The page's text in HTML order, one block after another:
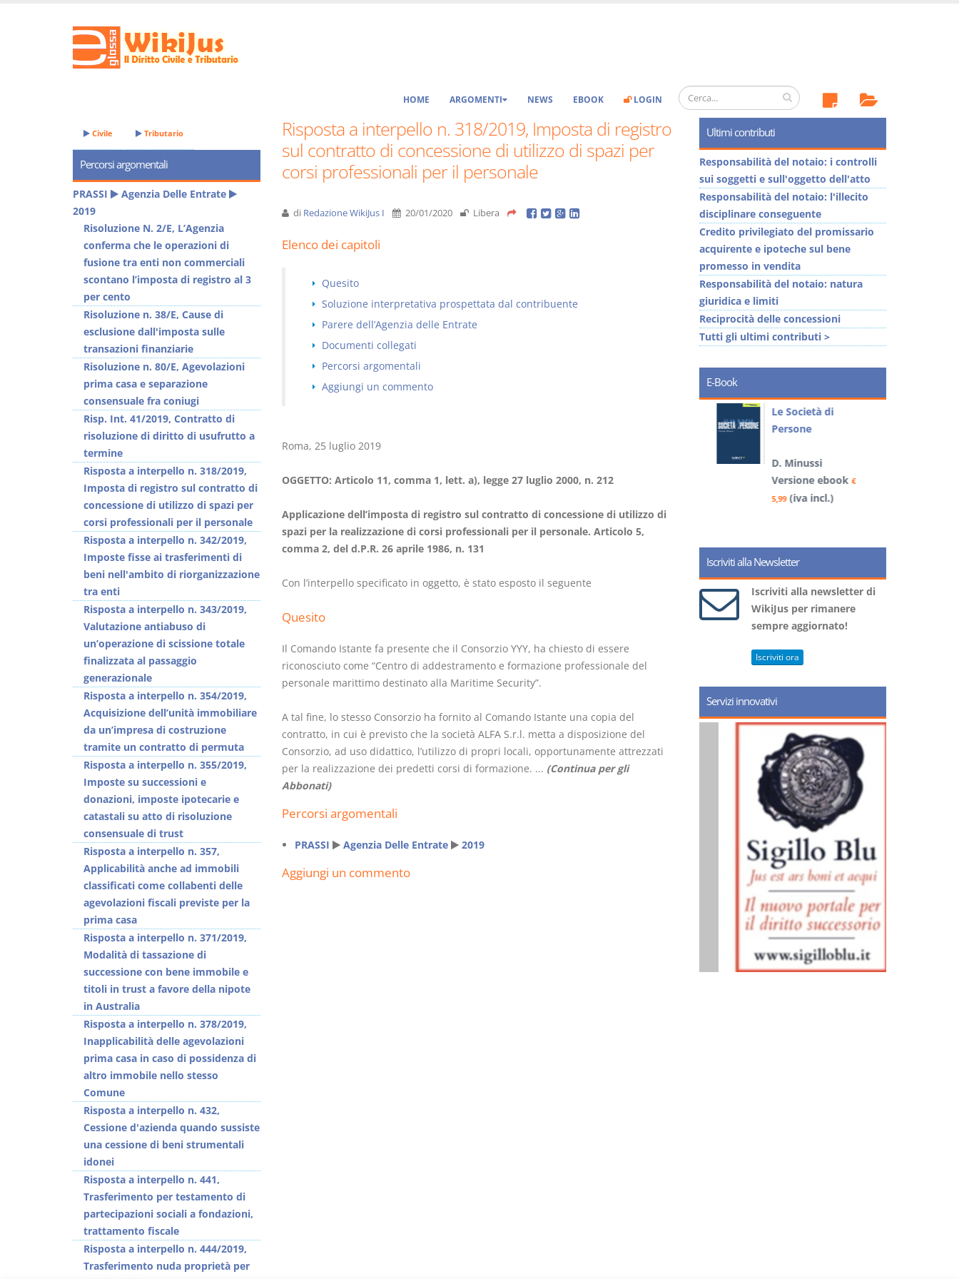
HOME ARGOMENTI NEWS EBOOK LOGIN
Risposta a interpello n. 318/2019, Imposta di registro
sul contratto di concessione di utilizzo di spazi per
corsi professionali per il personale
di Redazione WikiJus I 20/01/2020 Libera
Elenco dei capitoli
Quesito
Soluzione interpretativa prospettata dal contribuente
Parere dell’Agenzia delle Entrate
Documenti collegati
Percorsi argomentali
Aggiungi un commento
Roma, 25 luglio 2019
OGGETTO: Articolo 11, comma 1, lett. a), legge 27 luglio 2000, n. 212
Applicazione dell’imposta di registro sul contratto di concessione di utilizzo di
spazi per la realizzazione di corsi professionali per il personale. Articolo 5,
comma 2, del d.P.R. 26 aprile 1986, n. 131
Con l’interpello specificato in oggetto, è stato esposto il seguente
Quesito
Il Comando Istante fa presente che il Consorzio YYY, ha chiesto di essere
riconosciuto come “Centro di addestramento e formazione professionale del
personale marittimo destinato alla Maritime Security”.
A tal fine, lo stesso Consorzio ha fornito al Comando Istante una copia del
contratto, in cui è previsto che la società ALFA S.r.l. metta a disposizione del
Consorzio, ad uso didattico, l’utilizzo di propri locali, opportunamente attrezzati
per la realizzazione dei predetti corsi di formazione. ... (Continua per gli
Abbonati)
Percorsi argomentali
PRASSI Agenzia Delle Entrate 2019
Aggiungi un commento
Civile Tributario
Percorsi argomentali
PRASSI
Agenzia Delle Entrate
2019
Risoluzione N. 2/E, L’Agenzia
conferma che le operazioni di
fusione tra enti non commerciali
scontano l’imposta di registro al 3
per cento
Risoluzione n. 38/E, Cause di
esclusione dall'imposta sulle
transazioni finanziarie
Risoluzione n. 80/E, Agevolazioni
prima casa e separazione
consensuale fra coniugi
Risp. Int. 41/2019, Contratto di
risoluzione di diritto di usufrutto a
termine
Risposta a interpello n. 318/2019,
Imposta di registro sul contratto di
concessione di utilizzo di spazi per
corsi professionali per il personale
Risposta a interpello n. 342/2019,
Imposte fisse ai trasferimenti di
beni nell'ambito di riorganizzazione
tra enti
Risposta a interpello n. 343/2019,
Valutazione antiabuso di
un’operazione di scissione totale
finalizzata al passaggio
generazionale
Risposta a interpello n. 354/2019,
Acquisizione dell’unità immobiliare
da un’impresa di costruzione
tramite un contratto di permuta
Risposta a interpello n. 355/2019,
Imposte su successioni e
donazioni, imposte ipotecarie e
catastali su atto di risoluzione
consensuale di trust
Risposta a interpello n. 357,
Applicabilità anche ad immobili
classificati come collabenti delle
agevolazioni fiscali previste per la
prima casa
Risposta a interpello n. 371/2019,
Modalità di tassazione di
successione con bene immobile e
titoli in trust a favore della nipote
in Australia
Risposta a interpello n. 378/2019,
Inapplicabilità delle agevolazioni
prima casa in caso di possidenza di
altro immobile nello stesso
Comune
Risposta a interpello n. 432,
Cessione d'azienda quando sussiste
una cessione di beni strumentali
idonei
Risposta a interpello n. 441,
Trasferimento per testamento di
partecipazioni sociali a fondazioni,
trattamento fiscale
Risposta a interpello n. 444/2019,
Trasferimento nuda proprietà per
Ultimi contributi
Responsabilità del notaio: i controlli
sui soggetti e sull'oggetto dell'atto
Responsabilità del notaio: l'illecito
disciplinare conseguente
Credito privilegiato del promissario
acquirente e ipoteche sul bene
promesso in vendita
Responsabilità del notaio: natura
giuridica e limiti
Reciprocità delle concessioni
Tutti gli ultimi contributi >
E-Book
Prescrizione e
Versione ebook€
Rapporto e
relazione giuridica
Versione ebook
(iva incl.)
Minussi
6,99 (iva incl.)
Le Società di
Persone
D. Minussi
Versione ebook€
5,99 (iva incl.)
Iscriviti alla Newsletter
Iscriviti alla newsletter di
WikiJus per rimanere
sempre aggiornato!
Iscriviti ora
Servizi innovativi